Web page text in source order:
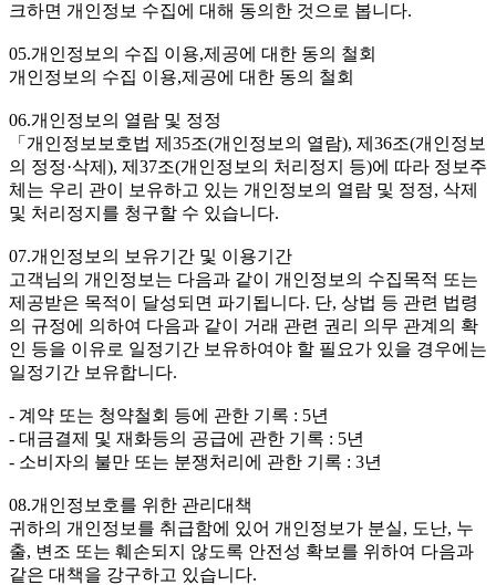
크하면 개인정보 수집에 대해 동의한 것으로 봅니다.
05.개인정보의 수집 이용,제공에 대한 동의 철회
개인정보의 수집 이용,제공에 대한 동의 철회
06.개인정보의 열람 및 정정
「개인정보보호법 제35조(개인정보의 열람), 제36조(개인정보
의 정정·삭제), 제37조(개인정보의 처리정지 등)에 따라 정보주
체는 우리 관이 보유하고 있는 개인정보의 열람 및 정정, 삭제
및 처리정지를 청구할 수 있습니다.
07.개인정보의 보유기간 및 이용기간
고객님의 개인정보는 다음과 같이 개인정보의 수집목적 또는
제공받은 목적이 달성되면 파기됩니다. 단, 상법 등 관련 법령
의 규정에 의하여 다음과 같이 거래 관련 권리 의무 관계의 확
인 등을 이유로 일정기간 보유하여야 할 필요가 있을 경우에는
일정기간 보유합니다.
- 계약 또는 청약철회 등에 관한 기록 : 5년
- 대금결제 및 재화등의 공급에 관한 기록 : 5년
- 소비자의 불만 또는 분쟁처리에 관한 기록 : 3년
08.개인정보호를 위한 관리대책
귀하의 개인정보를 취급함에 있어 개인정보가 분실, 도난, 누
출, 변조 또는 훼손되지 않도록 안전성 확보를 위하여 다음과
같은 대책을 강구하고 있습니다.